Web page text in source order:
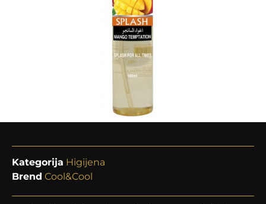
Kategorija Higijena
Brend Cool&Cool